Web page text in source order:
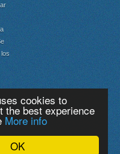
OK
cookies to
the best experience
More info